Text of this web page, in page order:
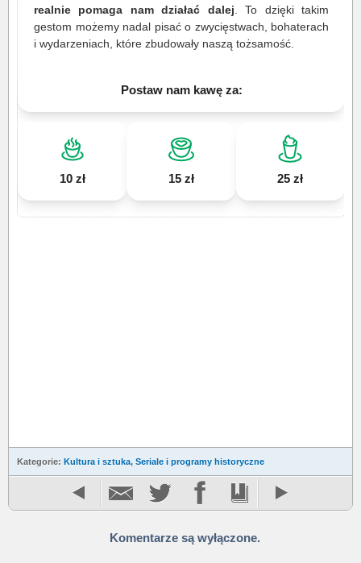
realnie pomaga nam działać dalej . To dzięki takim
gestom możemy nadal pisać o zwycięstwach, bohaterach
i wydarzeniach, które zbudowały naszą tożsamość.
Postaw nam kawę za:
10 zł 15 zł 25 zł
Kategorie: Kultura i sztuka, Seriale i programy historyczne
Komentarze są wyłączone.